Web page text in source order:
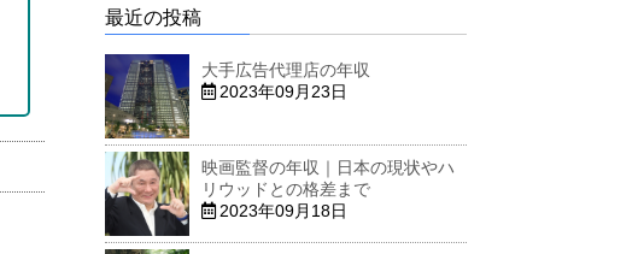
最近の投稿
大手広告代理店の年収
2023年09月23日
映画監督の年収｜日本の現状やハ
リウッドとの格差まで
2023年09月18日